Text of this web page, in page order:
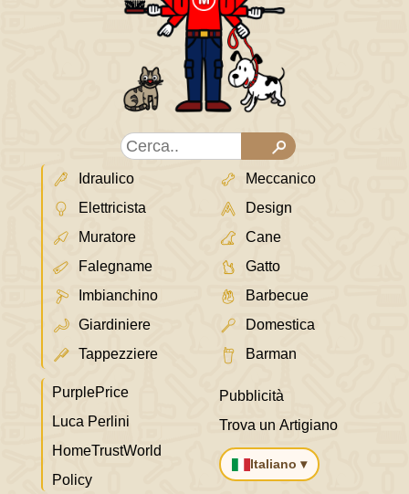
Idraulico
Elettricista
Muratore
Falegname
Imbianchino
Giardiniere
Tappezziere
Meccanico
Design
Cane
Gatto
Barbecue
Domestica
Barman
PurplePrice
Luca Perlini
HomeTrustWorld
Policy
Pubblicità
Trova un Artigiano
Italiano ▾